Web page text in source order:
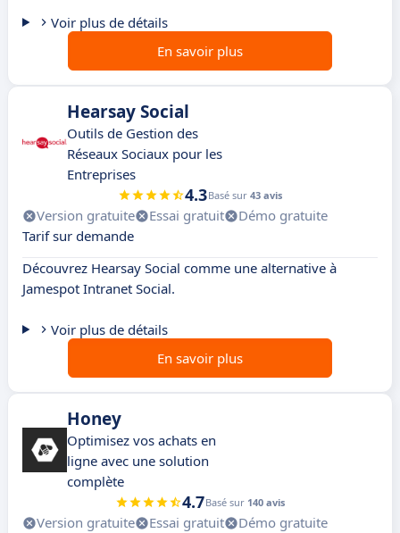
Voir plus de détails
En savoir plus
Hearsay Social
Outils de Gestion des
Réseaux Sociaux pour les
Entreprises
4.3Basé sur 43 avis
Version gratuite Essai gratuit
Démo gratuite
Tarif sur demande
Découvrez Hearsay Social comme une alternative à
Jamespot Intranet Social.
Voir plus de détails
En savoir plus
Honey
Optimisez vos achats en
ligne avec une solution
complète
4.7Basé sur 140 avis
Version gratuite Essai gratuit
Démo gratuite